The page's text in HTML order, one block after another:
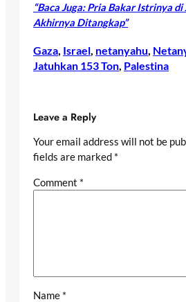
“Baca Juga: Pria Bakar Istrinya
Akhirnya Ditangkap”
Gaza, Israel, netanyahu,
Jatuhkan 153 Ton, Palestina
Leave a Reply
Your email address will not be
fields are marked *
Comment *
Name *